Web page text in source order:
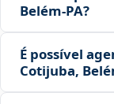
Belém‑PA?
É possível
Cotijuba,